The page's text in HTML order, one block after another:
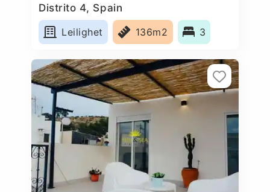
Distrito 4, Spain
Leilighet
136m2 3